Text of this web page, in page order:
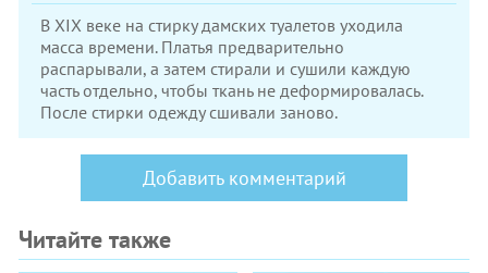
В XIX веке на стирку дамских туалетов уходила
масса времени. Платья предварительно
распарывали, а затем стирали и сушили каждую
часть отдельно, чтобы ткань не деформировалась.
После стирки одежду сшивали заново.
Добавить комментарий
Читайте также